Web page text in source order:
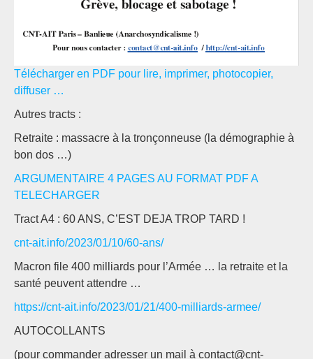
Télécharger en PDF pour lire, imprimer, photocopier,
diffuser …
Autres tracts :
Retraite : massacre à la tronçonneuse (la démographie à
bon dos …)
ARGUMENTAIRE 4 PAGES AU FORMAT PDF A
TELECHARGER
Tract A4 : 60 ANS, C’EST DEJA TROP TARD !
cnt-ait.info/2023/01/10/60-ans/
Macron file 400 milliards pour l’Armée … la retraite et la
santé peuvent attendre …
https://cnt-ait.info/2023/01/21/400-milliards-armee/
AUTOCOLLANTS
(pour commander adresser un mail à contact@cnt-